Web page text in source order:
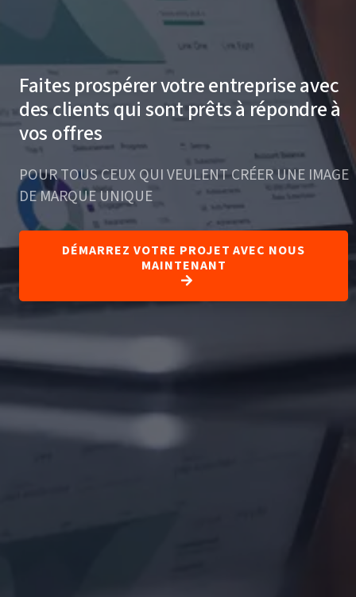
Faites prospérer votre entreprise avec
des clients qui sont prêts à répondre à
vos offres
POUR TOUS CEUX QUI VEULENT CRÉER UNE IMAGE
DE MARQUE UNIQUE
DÉMARREZ VOTRE PROJET AVEC NOUS
MAINTENANT